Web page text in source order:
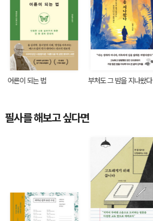
어른이 되는 법 부처도 그 밤을 지나왔다
필사를 해보고 싶다면